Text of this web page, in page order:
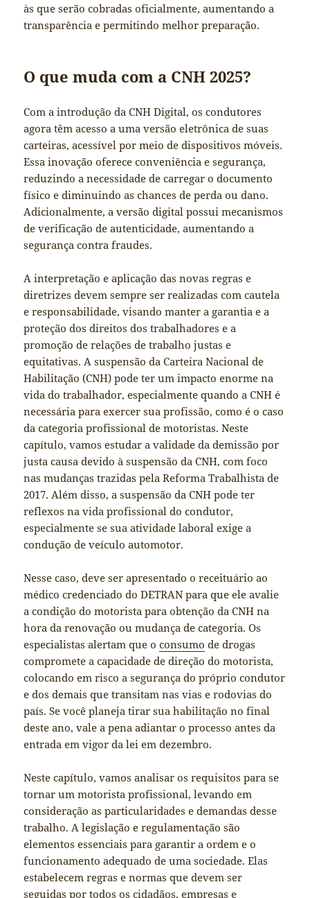
às que serão cobradas oficialmente, aumentando a
transparência e permitindo melhor preparação.
O que muda com a CNH 2025?
Com a introdução da CNH Digital, os condutores
agora têm acesso a uma versão eletrônica de suas
carteiras, acessível por meio de dispositivos móveis.
Essa inovação oferece conveniência e segurança,
reduzindo a necessidade de carregar o documento
físico e diminuindo as chances de perda ou dano.
Adicionalmente, a versão digital possui mecanismos
de verificação de autenticidade, aumentando a
segurança contra fraudes.
A interpretação e aplicação das novas regras e
diretrizes devem sempre ser realizadas com cautela
e responsabilidade, visando manter a garantia e a
proteção dos direitos dos trabalhadores e a
promoção de relações de trabalho justas e
equitativas. A suspensão da Carteira Nacional de
Habilitação (CNH) pode ter um impacto enorme na
vida do trabalhador, especialmente quando a CNH é
necessária para exercer sua profissão, como é o caso
da categoria profissional de motoristas. Neste
capítulo, vamos estudar a validade da demissão por
justa causa devido à suspensão da CNH, com foco
nas mudanças trazidas pela Reforma Trabalhista de
2017. Além disso, a suspensão da CNH pode ter
reflexos na vida profissional do condutor,
especialmente se sua atividade laboral exige a
condução de veículo automotor.
Nesse caso, deve ser apresentado o receituário ao
médico credenciado do DETRAN para que ele avalie
a condição do motorista para obtenção da CNH na
hora da renovação ou mudança de categoria. Os
especialistas alertam que oconsumo de drogas
compromete a capacidade de direção do motorista,
colocando em risco a segurança do próprio condutor
e dos demais que transitam nas vias e rodovias do
país. Se você planeja tirar sua habilitação no final
deste ano, vale a pena adiantar o processo antes da
entrada em vigor da lei em dezembro.
Neste capítulo, vamos analisar os requisitos para se
tornar um motorista profissional, levando em
consideração as particularidades e demandas desse
trabalho. A legislação e regulamentação são
elementos essenciais para garantir a ordem e o
funcionamento adequado de uma sociedade. Elas
estabelecem regras e normas que devem ser
seguidas por todos os cidadãos, empresas e